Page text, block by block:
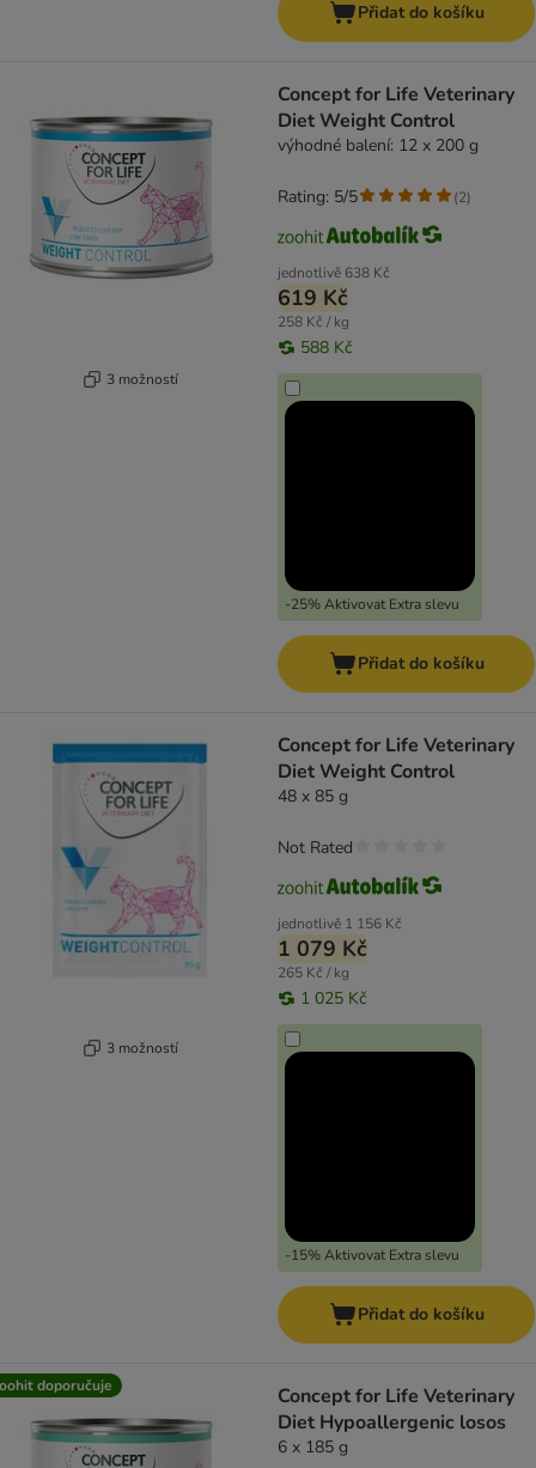
Přidat do košíku
3 možností
Concept for Life Veterinary
Diet Weight Control
výhodné balení: 12 x 200 g
jednotlivě 638 Kč
619 Kč
258 Kč / kg
588 Kč
-25% Aktivovat Extra slevu
Rating: 5/5 (2)
Přidat do košíku
3 možností
Concept for Life Veterinary
Diet Weight Control
48 x 85 g
jednotlivě 1 156 Kč
1 079 Kč
265 Kč / kg
1 025 Kč
-15% Aktivovat Extra slevu
Not Rated
Přidat do košíku
doporučuje
Concept for Life Veterinary
Diet Hypoallergenic losos
6 x 185 g